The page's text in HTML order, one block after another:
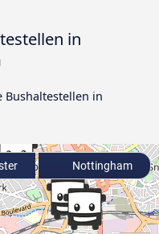
in
Bushaltestellen in
Nottingham